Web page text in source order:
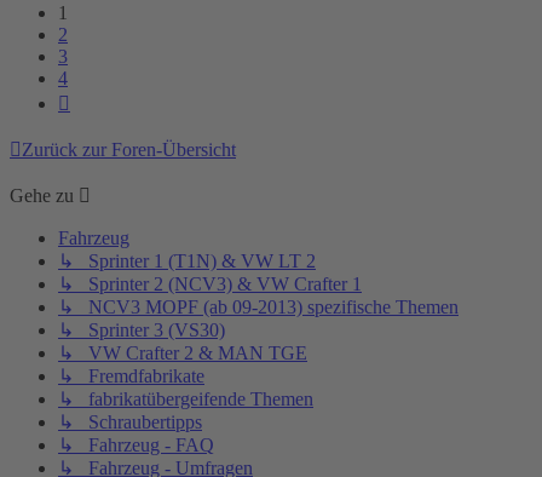
1
2
3
4
Zurück zur Foren-Übersicht
Gehe zu
Fahrzeug
↳ Sprinter 1 (T1N) & VW LT 2
↳ Sprinter 2 (NCV3) & VW Crafter 1
↳ NCV3 MOPF (ab 09-2013) spezifische Themen
↳ Sprinter 3 (VS30)
↳ VW Crafter 2 & MAN TGE
↳ Fremdfabrikate
↳ fabrikatübergeifende Themen
↳ Schraubertipps
↳ Fahrzeug - FAQ
↳ Fahrzeug - Umfragen